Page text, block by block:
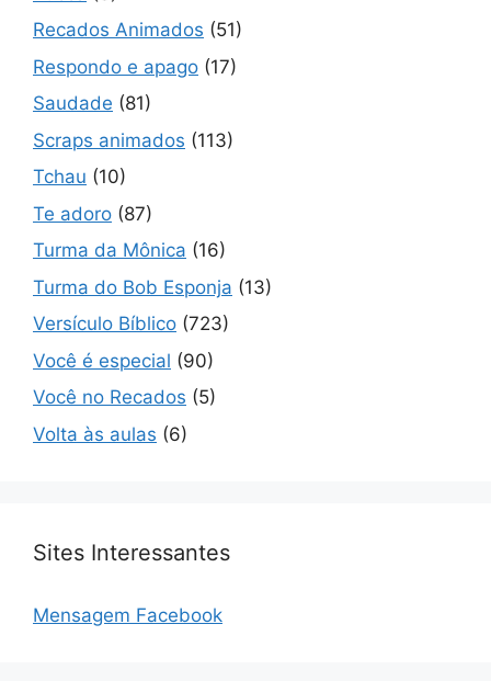
Recados Animados (51)
Respondo e apago (17)
Saudade (81)
Scraps animados (113)
Tchau (10)
Te adoro (87)
Turma da Mônica (16)
Turma do Bob Esponja (13)
Versículo Bíblico (723)
Você é especial (90)
Você no Recados (5)
Volta às aulas (6)
Sites Interessantes
Mensagem Facebook